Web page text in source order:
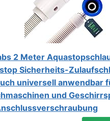
2 Meter
Sicherheits-
universell anwendbar
und